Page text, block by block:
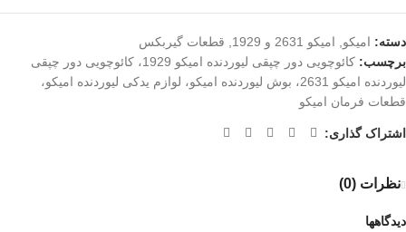
دسته: امیکو, امیکو 2631 و 1929 , قطعات گیربکس
برچسب:
کائوچویی دور چپقی لیوردنده امیکو 1929، کائوچویی دور چپقی
لیوردنده امیکو 2631، بوش لیوردنده امیکو، لوازم یدکی لیوردنده امیکو،
قطعات فرمان امیکو
اشتراک گذاری:
نظرات (0)
دیدگاهها